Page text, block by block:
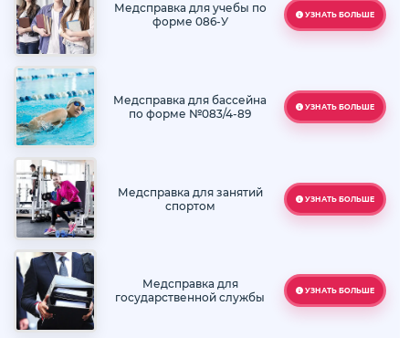
Медсправка для учебы по
форме 086-У
УЗНАТЬ БОЛЬШЕ
Медсправка для бассейна
по форме №083/4-89
УЗНАТЬ БОЛЬШЕ
Медсправка для занятий
спортом
УЗНАТЬ БОЛЬШЕ
Медсправка для
государственной службы
УЗНАТЬ БОЛЬШЕ